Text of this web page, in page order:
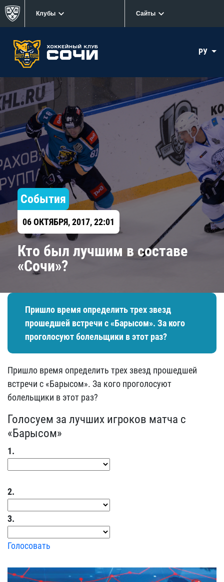
Клубы Сайты
РУ
События
06 ОКТЯБРЯ, 2017, 22:01
Кто был лучшим в составе
«Сочи»?
Пришло время определить трех звезд
прошедшей встречи с «Барысом». За кого
проголосуют болельщики в этот раз?
Пришло время определить трех звезд прошедшей
встречи с «Барысом». За кого проголосуют
болельщики в этот раз?
Голосуем за лучших игроков матча с
«Барысом»
1.
2.
3.
Голосовать